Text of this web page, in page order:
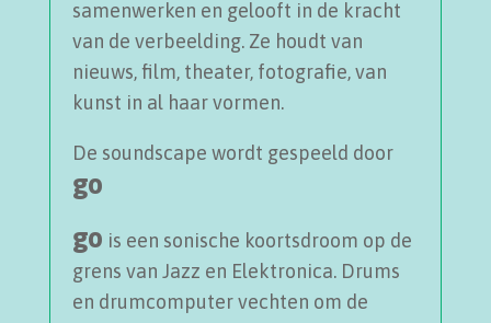
samenwerken en gelooft in de kracht
van de verbeelding. Ze houdt van
nieuws, film, theater, fotografie, van
kunst in al haar vormen.
De soundscape wordt gespeeld door
go
go is een sonische koortsdroom op de
grens van Jazz en Elektronica. Drums
en drumcomputer vechten om de